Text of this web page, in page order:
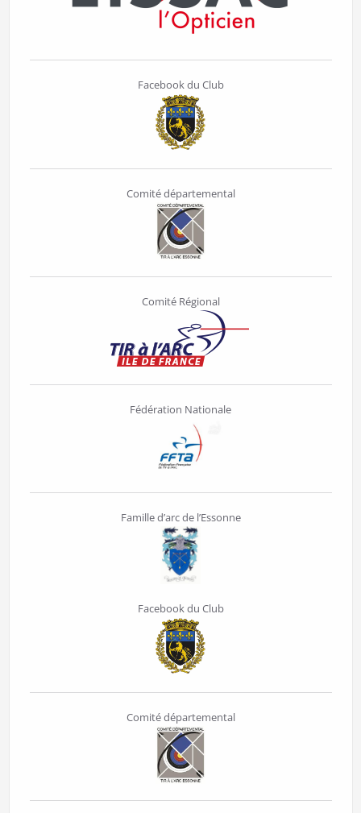
Facebook du Club
Comité départemental
Comité Régional
Fédération Nationale
Famille d’arc de l’Essonne
Facebook du Club
Comité départemental